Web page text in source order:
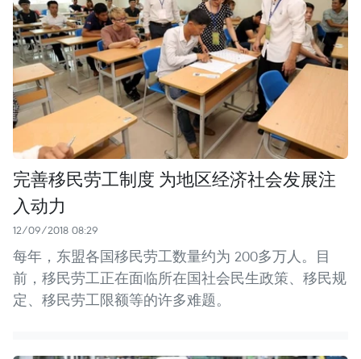
完善移民劳工制度 为地区经济社会发展注
入动力
12/09/2018 08:29
每年，东盟各国移民劳工数量约为 200多万人。目
前，移民劳工正在面临所在国社会民生政策、移民规
定、移民劳工限额等的许多难题。